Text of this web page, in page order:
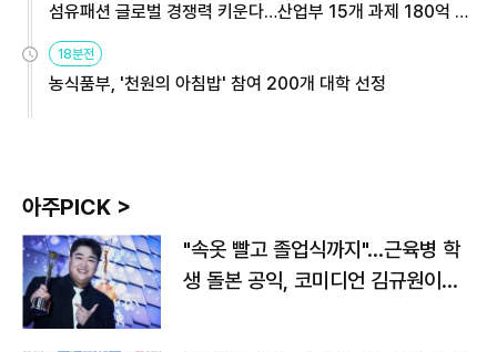
섬유패션 글로벌 경쟁력 키운다…산업부 15개 과제 180억 지
원
18분전
농식품부, '천원의 아침밥' 참여 200개 대학 선정
아주PICK >
"속옷 빨고 졸업식까지"…근육병 학
생 돌본 공익, 코미디언 김규원이었